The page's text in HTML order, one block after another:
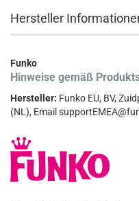
Hersteller
Funko
Hinweise gemäß
Hersteller: Funko EU, BV,
(NL), Email